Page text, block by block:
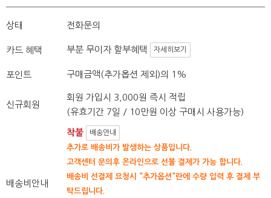
상태 전화문의
카드 혜택 부분 무이자 할부혜택 자세히보기
포인트 구매금액(추가옵션 제외)의 1%
신규회원
회원 가입시 3,000원 즉시 적립
(유효기간 7일 / 10만원 이상 구매시 사용가능)
배송비안내
착불 배송안내
추가로 배송비가 발생하는 상품입니다.
고객센터 문의후 온라인으로 선불 결제가 가능 합니다.
배송비 선결제 요청시 "추가옵션"란에 수량 입력 후 결제 부
탁드립니다.